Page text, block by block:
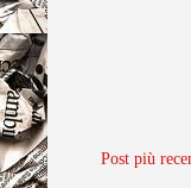
Post più